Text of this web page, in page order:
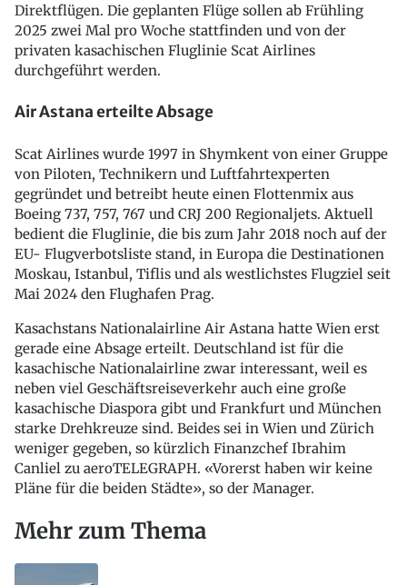
Direktflügen. Die geplanten Flüge sollen ab Frühling
2025 zwei Mal pro Woche stattfinden und von der
privaten kasachischen Fluglinie Scat Airlines
durchgeführt werden.
Air Astana erteilte Absage
Scat Airlines wurde 1997 in Shymkent von einer Gruppe
von Piloten, Technikern und Luftfahrtexperten
gegründet und betreibt heute einen Flottenmix aus
Boeing 737, 757, 767 und CRJ 200 Regionaljets. Aktuell
bedient die Fluglinie, die bis zum Jahr 2018 noch auf der
EU- Flugverbotsliste stand, in Europa die Destinationen
Moskau, Istanbul, Tiflis und als westlichstes Flugziel seit
Mai 2024 den Flughafen Prag.
Kasachstans Nationalairline Air Astana hatte Wien erst
gerade eine Absage erteilt. Deutschland ist für die
kasachische Nationalairline zwar interessant, weil es
neben viel Geschäftsreiseverkehr auch eine große
kasachische Diaspora gibt und Frankfurt und München
starke Drehkreuze sind. Beides sei in Wien und Zürich
weniger gegeben, so kürzlich Finanzchef Ibrahim
Canliel zu aeroTELEGRAPH. «Vorerst haben wir keine
Pläne für die beiden Städte», so der Manager.
Mehr zum Thema